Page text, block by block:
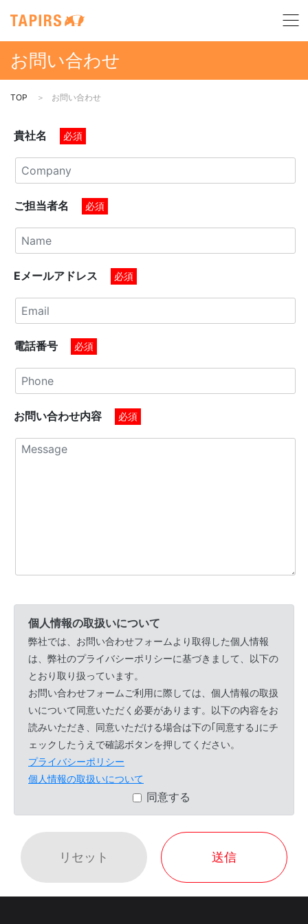
お問い合わせ
TOP お問い合わせ
貴社名 必須
ご担当者名 必須
Eメールアドレス 必須
電話番号 必須
お問い合わせ内容 必須
個人情報の取扱いについて
弊社では、お問い合わせフォームより取得した個人情報
は、弊社のプライバシーポリシーに基づきまして、以下の
とおり取り扱っています。
お問い合わせフォームご利用に際しては、個人情報の取扱
いについて同意いただく必要があります。以下の内容をお
読みいただき、同意いただける場合は下の｢同意する｣にチ
ェックしたうえで確認ボタンを押してください。
プライバシーポリシー
個人情報の取扱いについて
同意する
リセット 送信